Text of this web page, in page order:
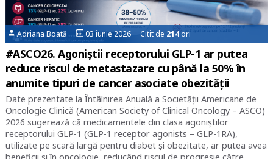
Adriana Boată 03 iunie 2026 Citit de 214ori
#ASCO26. Agoniștii receptorului GLP-1 ar putea
reduce riscul de metastazare cu până la 50% în
anumite tipuri de cancer asociate obezității
Date prezentate la Întâlnirea Anuală a Societății Americane de
Oncologie Clinică (American Society of Clinical Oncology – ASCO)
2026 sugerează că medicamentele din clasa agoniștilor
receptorului GLP-1 (GLP-1 receptor agonists – GLP-1RA),
utilizate pe scară largă pentru diabet și obezitate, ar putea avea